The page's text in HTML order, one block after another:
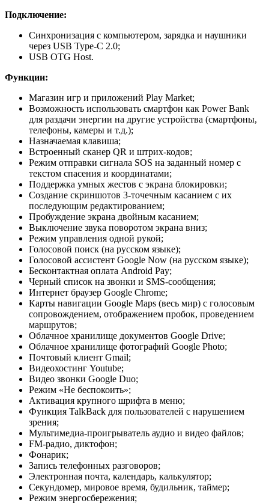
Подключение:
Синхронизация с компьютером, зарядка и наушники
через USB Type-C 2.0;
USB OTG Host.
Функции:
Магазин игр и приложений Play Market;
Возможность использовать смартфон как Power Bank
для раздачи энергии на другие устройства (смартфоны,
телефоны, камеры и т.д.);
Назначаемая клавиша;
Встроенный сканер QR и штрих-кодов;
Режим отправки сигнала SOS на заданный номер с
текстом спасения и координатами;
Поддержка умных жестов с экрана блокировки;
Создание скриншотов 3-точечным касанием с их
последующим редактированием;
Пробуждение экрана двойным касанием;
Выключение звука поворотом экрана вниз;
Режим управления одной рукой;
Голосовой поиск (на русском языке);
Голосовой ассистент Google Now (на русском языке);
Бесконтактная оплата Android Pay;
Черный список на звонки и SMS-сообщения;
Интернет браузер Google Chrome;
Карты навигации Google Maps (весь мир) с голосовым
сопровождением, отображением пробок, проведением
маршрутов;
Облачное хранилище документов Google Drive;
Облачное хранилище фотографий Google Photo;
Почтовый клиент Gmail;
Видеохостинг Youtube;
Видео звонки Google Duo;
Режим «Не беспокоить»;
Активация крупного шрифта в меню;
Функция TalkBack для пользователей с нарушением
зрения;
Мультимедиа-проигрыватель аудио и видео файлов;
FM-радио, диктофон;
Фонарик;
Запись телефонных разговоров;
Электронная почта, календарь, калькулятор;
Секундомер, мировое время, будильник, таймер;
Режим энергосбережения;